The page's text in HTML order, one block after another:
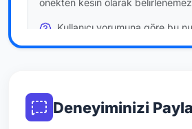
önekten kesin olarak belirlenemez
Kullanıcı yorumuna göre bu
çağrılaratemkinli yaklaşmanız
resmi doğrulama niteliği taşımaz.
Deneyiminizi